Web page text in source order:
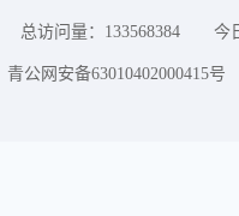
总访问量： 133568384 今
青公网安备63010402000415号